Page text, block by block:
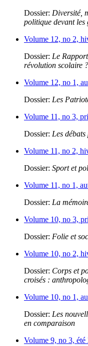
Dossier: Diversité,
politique devant les
Volume 12, no 2,
Dossier: Le
révolution scolaire ?
Volume 12, no 1,
Dossier: Les
Volume 11, no 3,
Dossier: Les
Volume 11, no 2,
Dossier: Sport et
Volume 11, no 1,
Dossier: La
Volume 10, no 3,
Dossier: Folie et
Volume 10, no 2,
Dossier: Corps et
croisés :
Volume 10, no 1,
Dossier: Les
en comparaison
Volume 9, no 3, été